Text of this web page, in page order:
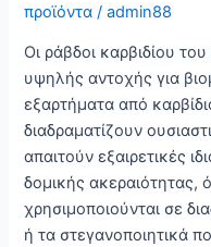
προϊόντα /admin88
Οι ράβδοι καρβιδίου
υψηλής αντοχής για
εξαρτήματα από
διαδραματίζουν
απαιτούν εξαιρετικές
δομικής ακεραιότητας,
χρησιμοποιούνται σε
ή τα στεγανοποιητικά